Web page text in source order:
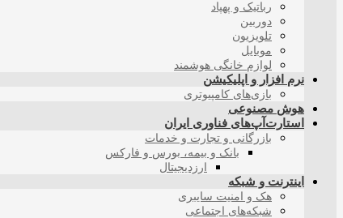
رباتیک و پهپاد
دوربین
تلویزیون
موبایل
لوازم خانگی هوشمند
نرم افزار و اپلیکیشن
بازی‌های کامپیوتری
هوش مصنوعی
استارت‌آپ‌های فناوری ایران
بازرگانی و تجارت و خدمات
بانک و بیمه، بورس و فارکس
ارزدیجیتال
اینترنت و شبکه
هک و امنیت سایبری
شبکه‌های اجتماعی